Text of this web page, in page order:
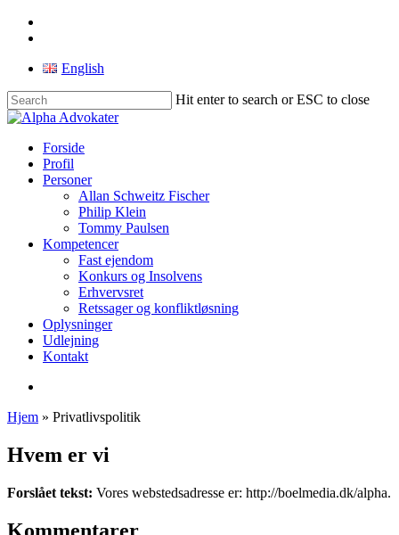
Skip
content
English
Hit enter to search or ESC to close
Close
search
Menu
Forside
Profil
Personer
Allan Schweitz Fischer
Philip Klein
Tommy Paulsen
Kompetencer
Fast ejendom
Konkurs og Insolvens
Erhvervsret
Retssager og konfliktløsning
Oplysninger
Udlejning
Kontakt
Hjem » Privatlivspolitik
Hvem er vi
Forslået tekst: Vores webstedsadresse er: http://boelmedia.dk/alpha.
Kommentarer